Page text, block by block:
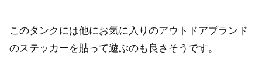
このタンクには他にお気に入りのアウトドアブランド
のステッカーを貼って遊ぶのも良さそうです。